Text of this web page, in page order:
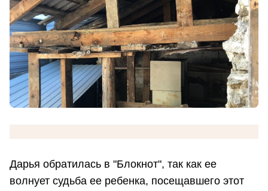
Дарья обратилась в "Блокнот", так как ее
волнует судьба ее ребенка, посещавшего этот